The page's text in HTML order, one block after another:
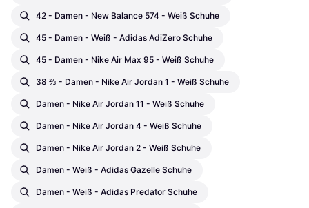
42 - Damen - New Balance 574 - Weiß Schuhe
45 - Damen - Weiß - Adidas AdiZero Schuhe
45 - Damen - Nike Air Max 95 - Weiß Schuhe
38 ⅔ - Damen - Nike Air Jordan 1 - Weiß Schuhe
Damen - Nike Air Jordan 11 - Weiß Schuhe
Damen - Nike Air Jordan 4 - Weiß Schuhe
Damen - Nike Air Jordan 2 - Weiß Schuhe
Damen - Weiß - Adidas Gazelle Schuhe
Damen - Weiß - Adidas Predator Schuhe